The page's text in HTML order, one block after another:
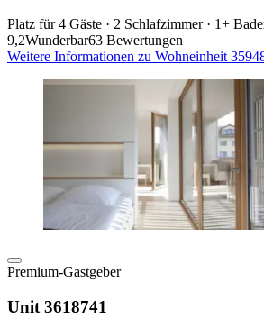
Platz für 4 Gäste · 2 Schlafzimmer · 1+
9,2Wunderbar63 Bewertungen
Weitere Informationen zu Wohneinheit
Premium-Gastgeber
Unit 3618741